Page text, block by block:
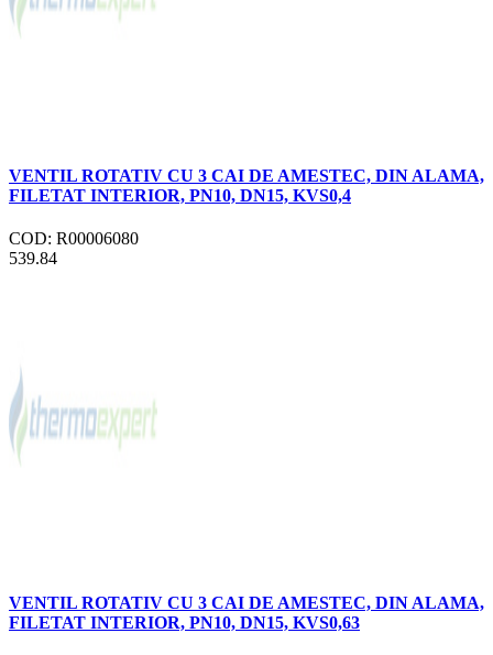
VENTIL ROTATIV CU 3 CAI DE AMESTEC, DIN ALAMA,
FILETAT INTERIOR, PN10, DN15, KVS0,4
COD: R00006080
539.84
VENTIL ROTATIV CU 3 CAI DE AMESTEC, DIN ALAMA,
FILETAT INTERIOR, PN10, DN15, KVS0,63